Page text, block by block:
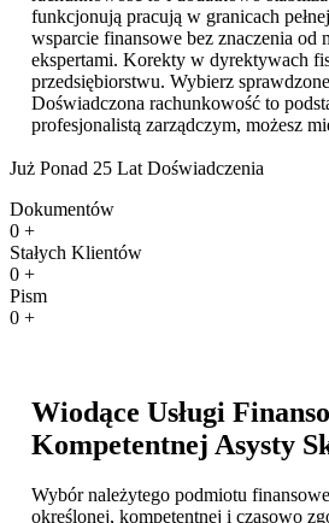
funkcjonują pracują w granicach
wsparcie finansowe bez znaczenia
ekspertami. Korekty w dyrektywach
przedsiębiorstwu. Wybierz
Doświadczona rachunkowość to
profesjonalistą zarządczym, możesz
Już Ponad 25 Lat Doświadczenia
Dokumentów
0 +
Stałych Klientów
0 +
Pism
0 +
Wiodące Usługi
Kompetentnej Asysty
Wybór należytego podmiotu
określonej, kompetentnej i czasowo